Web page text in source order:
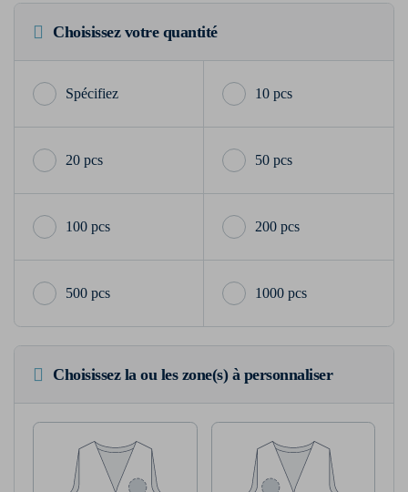
Choisissez votre quantité
10 pcs
20 pcs 50 pcs
100 pcs 200 pcs
500 pcs 1000 pcs
Choisissez la ou les zone(s) à personnaliser